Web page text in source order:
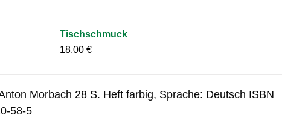
Tischschmuck
18,00€
Morbach 28 S. Heft farbig, Sprache: Deutsch ISBN
58-5